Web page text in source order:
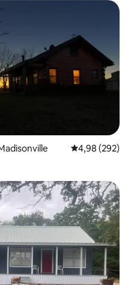
Vlerësimi
4,98 (292)